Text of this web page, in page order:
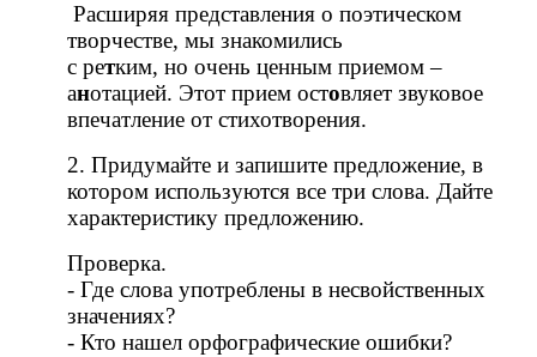
Расширяя представления о поэтическом
творчестве, мы знакомились
с ретким, но очень ценным приемом –
анотацией. Этот прием остовляет звуковое
впечатление от стихотворения.
2. Придумайте и запишите предложение, в
котором используются все три слова. Дайте
характеристику предложению.
Проверка.
- Где слова употреблены в несвойственных
значениях?
- Кто нашел орфографические ошибки?